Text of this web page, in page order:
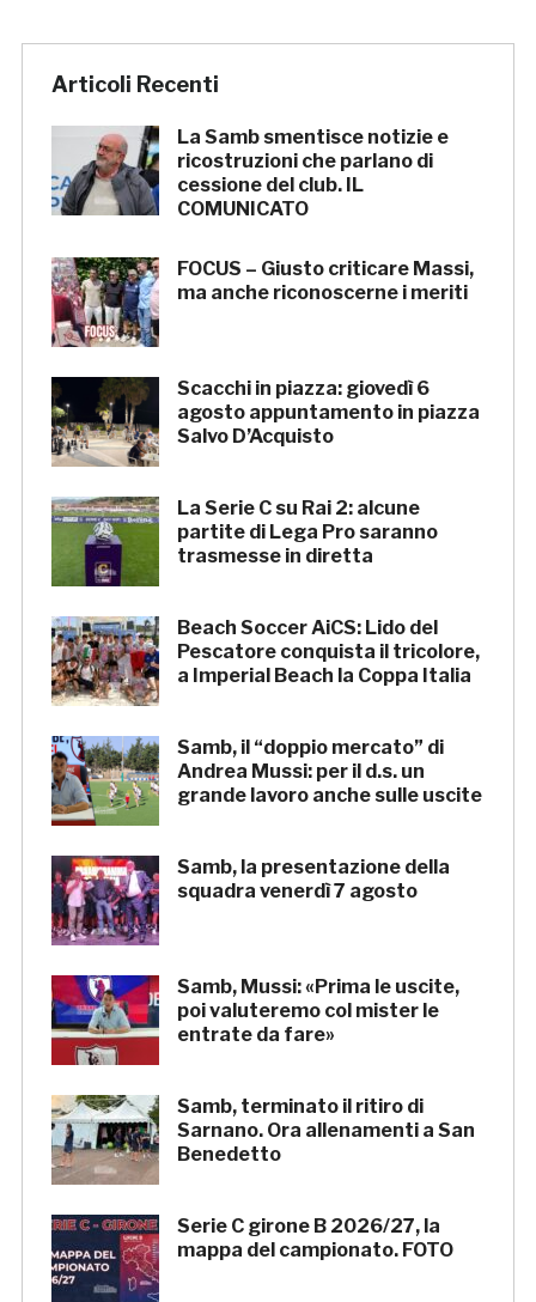
Articoli Recenti
La Samb smentisce notizie e
ricostruzioni che parlano di
cessione del club. IL
COMUNICATO
FOCUS – Giusto criticare Massi,
ma anche riconoscerne i meriti
Scacchi in piazza: giovedì 6
agosto appuntamento in piazza
Salvo D’Acquisto
La Serie C su Rai 2: alcune
partite di Lega Pro saranno
trasmesse in diretta
Beach Soccer AiCS: Lido del
Pescatore conquista il tricolore,
a Imperial Beach la Coppa Italia
Samb, il “doppio mercato” di
Andrea Mussi: per il d.s. un
grande lavoro anche sulle uscite
Samb, la presentazione della
squadra venerdì 7 agosto
Samb, Mussi: «Prima le uscite,
poi valuteremo col mister le
entrate da fare»
Samb, terminato il ritiro di
Sarnano. Ora allenamenti a San
Benedetto
Serie C girone B 2026/27, la
mappa del campionato. FOTO